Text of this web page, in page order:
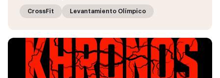
CrossFit Levantamiento Olímpico